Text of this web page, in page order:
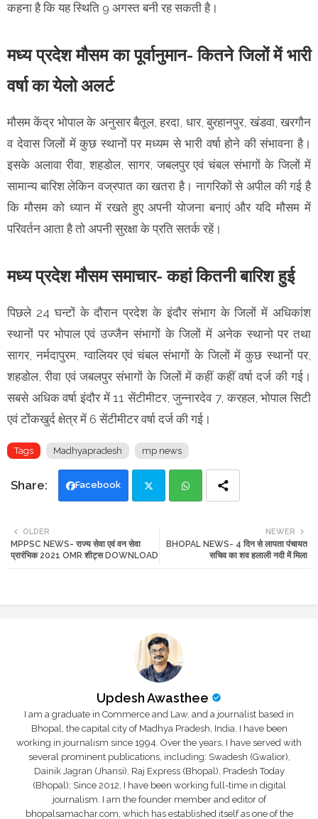
कहना है कि यह स्थिति 9 अगस्त बनी रह सकती है।
मध्य प्रदेश मौसम का पूर्वानुमान- कितने जिलों में भारी
वर्षा का येलो अलर्ट
मौसम केंद्र भोपाल के अनुसार बैतूल, हरदा, धार, बुरहानपुर, खंडवा, खरगौन
व देवास जिलों में कुछ स्थानों पर मध्यम से भारी वर्षा होने की संभावना है।
इसके अलावा रीवा, शहडोल, सागर, जबलपुर एवं चंबल संभागों के जिलों में
सामान्य बारिश लेकिन वज्रपात का खतरा है। नागरिकों से अपील की गई है
कि मौसम को ध्यान में रखते हुए अपनी योजना बनाएं और यदि मौसम में
परिवर्तन आता है तो अपनी सुरक्षा के प्रति सतर्क रहें।
मध्य प्रदेश मौसम समाचार- कहां कितनी बारिश हुई
पिछले 24 घन्टों के दौरान प्रदेश के इंदौर संभाग के जिलों में अधिकांश
स्थानों पर भोपाल एवं उज्जैन संभागों के जिलों में अनेक स्थानो पर तथा
सागर, नर्मदापुरम, ग्वालियर एवं चंबल संभागों के जिलों में कुछ स्थानों पर,
शहडोल, रीवा एवं जबलपुर संभागों के जिलों में कहीं कहीं वर्षा दर्ज की गई।
सबसे अधिक वर्षा इंदौर में 11 सेंटीमीटर, जुन्नारदेव 7, करहल, भोपाल सिटी
एवं टोंकखुर्द क्षेत्र में 6 सेंटीमीटर वर्षा दर्ज की गई।
Tags Madhyapradesh mp news
Facebook
ats
NEWER
BHOPAL NEWS- 4 दिन से लापता पंचायत
सचिव का शव हलाली नदी में मिला
OLDER
MPPSC NEWS- राज्य सेवा एवं वन सेवा
प्रारंभिक 2021 OMR शीट्स DOWNLOAD
Updesh Awasthee
I am a graduate in Commerce and Law, and a journalist based in
Bhopal, the capital city of Madhya Pradesh, India. I have been
working in journalism since 1994. Over the years, I have served with
several prominent publications, including: Swadesh (Gwalior),
Dainik Jagran (Jhansi), Raj Express (Bhopal), Pradesh Today
(Bhopal); Since 2012, I have been working full-time in digital
journalism. I am the founder member and editor of
bhopalsamachar.com, which has established itself as one of the